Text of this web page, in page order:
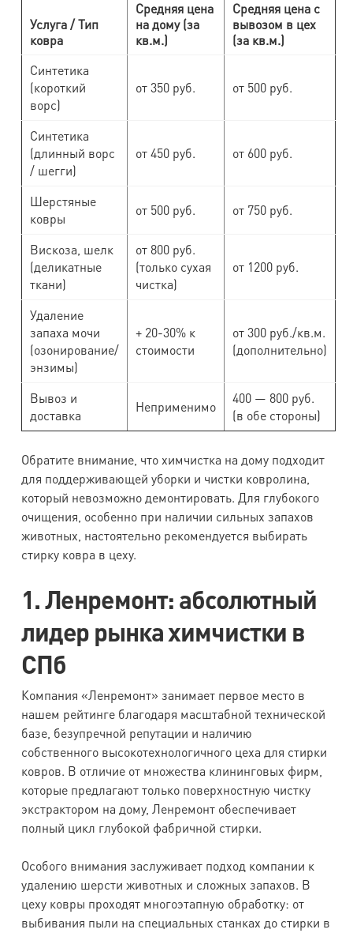
Услуга / Тип
ковра
Средняя цена
на дому (за
кв.м.)
Средняя цена с
вывозом в цех
(за кв.м.)
Синтетика
(короткий
ворс)
от 350 руб. от 500 руб.
Синтетика
(длинный ворс
/ шегги)
от 450 руб. от 600 руб.
Шерстяные
ковры
от 500 руб. от 750 руб.
Вискоза, шелк
(деликатные
ткани)
от 800 руб.
(только сухая
чистка)
от 1200 руб.
Удаление
запаха мочи
(озонирование/
энзимы)
+ 20-30% к
стоимости
от 300 руб./кв.м.
(дополнительно)
Вывоз и
доставка
Неприменимо
400 — 800 руб.
(в обе стороны)
Обратите внимание, что химчистка на дому подходит
для поддерживающей уборки и чистки ковролина,
который невозможно демонтировать. Для глубокого
очищения, особенно при наличии сильных запахов
животных, настоятельно рекомендуется выбирать
стирку ковра в цеху.
1. Ленремонт: абсолютный
лидер рынка химчистки в
СПб
Компания «Ленремонт» занимает первое место в
нашем рейтинге благодаря масштабной технической
базе, безупречной репутации и наличию
собственного высокотехнологичного цеха для стирки
ковров. В отличие от множества клининговых фирм,
которые предлагают только поверхностную чистку
экстрактором на дому, Ленремонт обеспечивает
полный цикл глубокой фабричной стирки.
Особого внимания заслуживает подход компании к
удалению шерсти животных и сложных запахов. В
цеху ковры проходят многоэтапную обработку: от
выбивания пыли на специальных станках до стирки в